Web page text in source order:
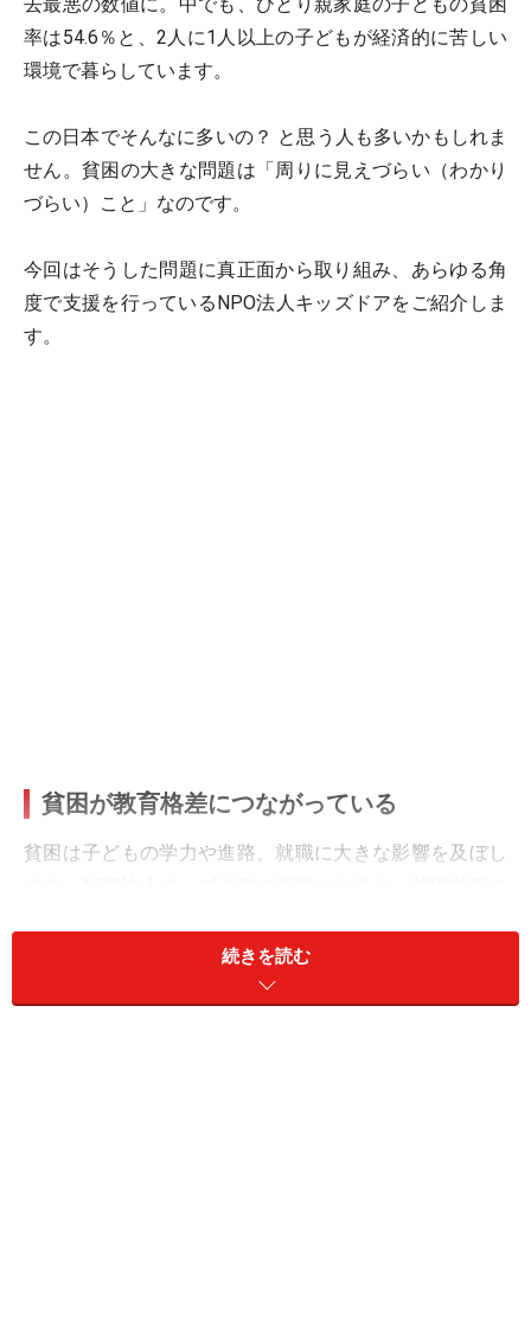
率は54.6％と、2人に1人以上の子どもが経済的に苦しい
環境で暮らしています。
この日本でそんなに多いの？ と思う人も多いかもしれま
せん。貧困の大きな問題は「周りに見えづらい（わかり
づらい）こと」なのです。
今回はそうした問題に真正面から取り組み、あらゆる角
度で支援を行っているNPO法人キッズドアをご紹介しま
す。
貧困が教育格差につながっている
貧困は子どもの学力や進路、就職に大きな影響を及ぼし
ないという理由だけではないとのこと。
続きを読む